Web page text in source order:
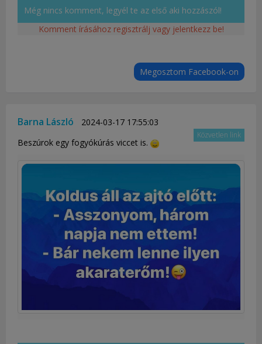
Még nincs komment, legyél te az első aki hozzászól!
Komment írásához regisztrálj vagy jelentkezz be!
Megosztom Facebook-on
Barna László 2024-03-17 17:55:03
Közvetlen link
Beszúrok egy fogyókúrás viccet is.